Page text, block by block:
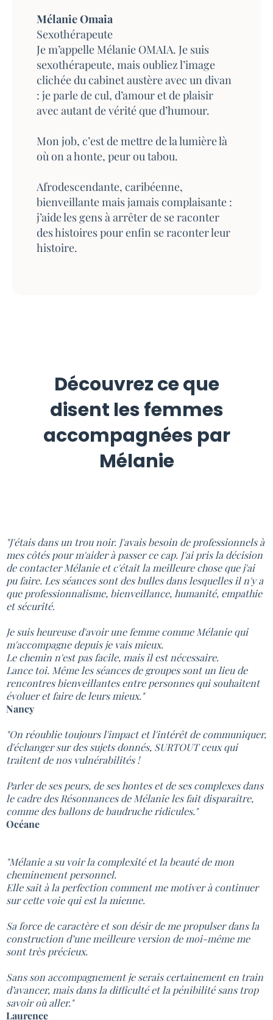
Mélanie Omaia
Sexothérapeute
Je m’appelle Mélanie OMAIA. Je suis
sexothérapeute, mais oubliez l’image
clichée du cabinet austère avec un divan
: je parle de cul, d’amour et de plaisir
avec autant de vérité que d’humour.
Mon job, c’est de mettre de la lumière là
où on a honte, peur ou tabou.
Afrodescendante, caribéenne,
bienveillante mais jamais complaisante :
j’aide les gens à arrêter de se raconter
des histoires pour enfin se raconter leur
histoire.
Découvrez ce que
disent les femmes
accompagnées par
Mélanie
"J'étais dans un trou noir. J'avais besoin de professionnels à
mes côtés pour m'aider à passer ce cap. J'ai pris la décision
de contacter Mélanie et c'était la meilleure chose que j'ai
pu faire. Les séances sont des bulles dans lesquelles il n'y a
que professionnalisme, bienveillance, humanité, empathie
et sécurité.
Je suis heureuse d'avoir une femme comme Mélanie qui
m'accompagne depuis je vais mieux.
Le chemin n'est pas facile, mais il est nécessaire.
Lance toi. Même les séances de groupes sont un lieu de
rencontres bienveillantes entre personnes qui souhaitent
évoluer et faire de leurs mieux."
Nancy
"On réoublie toujours l'impact et l'intérêt de communiquer,
d'échanger sur des sujets donnés, SURTOUT ceux qui
traitent de nos vulnérabilités !
Parler de ses peurs, de ses hontes et de ses complexes dans
le cadre des Résonnances de Mélanie les fait disparaître,
comme des ballons de baudruche ridicules."
Océane
"Mélanie a su voir la complexité et la beauté de mon
cheminement personnel.
Elle sait à la perfection comment me motiver à continuer
sur cette voie qui est la mienne.
Sa force de caractère et son désir de me propulser dans la
construction d’une meilleure version de moi-même me
sont très précieux.
Sans son accompagnement je serais certainement en train
d’avancer, mais dans la difficulté et la pénibilité sans trop
savoir où aller."
Laurence